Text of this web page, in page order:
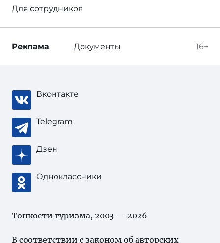
Для сотрудников
16+
Реклама Документы
Вконтакте
Telegram
Дзен
Одноклассники
Тонкости туризма, 2003 — 2026
В соответствии с законом об авторских